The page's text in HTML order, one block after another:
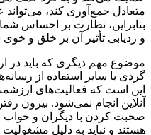
متعادل جمع‌آوری کند، می‌تواند
بنابراین، نظارت بر احساس
و ردیابی تأثیر آن بر خلق و
موضوع مهم دیگری که باید در
گردی یا سایر استفاده از
این است که فعالیت‌های
آنلاین انجام نمی‌شود. بیرون
صحبت کردن با دیگران و
هستند و نباید به دلیل